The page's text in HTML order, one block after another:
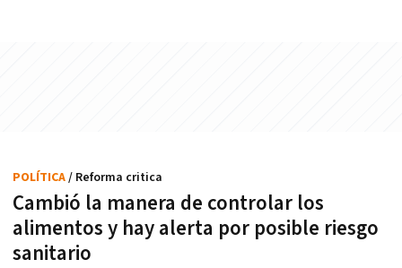
Cambió la manera de controlar los
alimentos y hay alerta por posible riesgo
sanitario
POLÍTICA/ Reforma critica